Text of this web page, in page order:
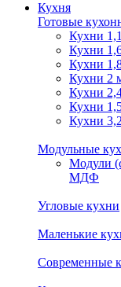
Кухня
Готовые
Кухни
Кухни
Кухни
Кухни 2
Кухни
Кухни
Кухни
Модульные
Модули
МДФ
Угловые кухни
Маленькие
Современные